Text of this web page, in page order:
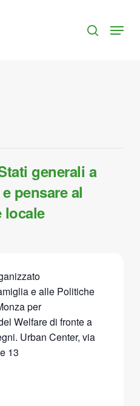
search
Menu
generali a
pensare al
locale
e alle Politiche
per
Welfare di fronte a
Urban Center, via
13